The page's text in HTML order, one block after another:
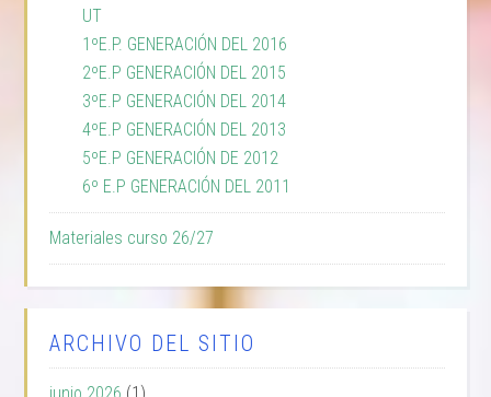
UT
1ºE.P. GENERACIÓN DEL 2016
2ºE.P GENERACIÓN DEL 2015
3ºE.P GENERACIÓN DEL 2014
4ºE.P GENERACIÓN DEL 2013
5ºE.P GENERACIÓN DE 2012
6º E.P GENERACIÓN DEL 2011
Materiales curso 26/27
ARCHIVO DEL SITIO
junio 2026 (1)